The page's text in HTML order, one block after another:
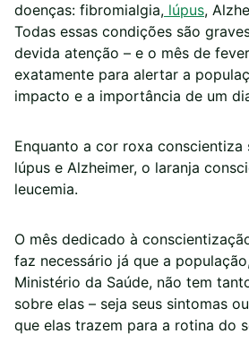
doenças: fibromialgia, lúpus,
Todas essas condições são
devida atenção – e o mês de
exatamente para alertar a
impacto e a importância de um
Enquanto a cor roxa
lúpus e Alzheimer, o laranja
leucemia.
O mês dedicado à
faz necessário já que a
Ministério da Saúde, não tem
sobre elas – seja seus sintomas
que elas trazem para a rotina do